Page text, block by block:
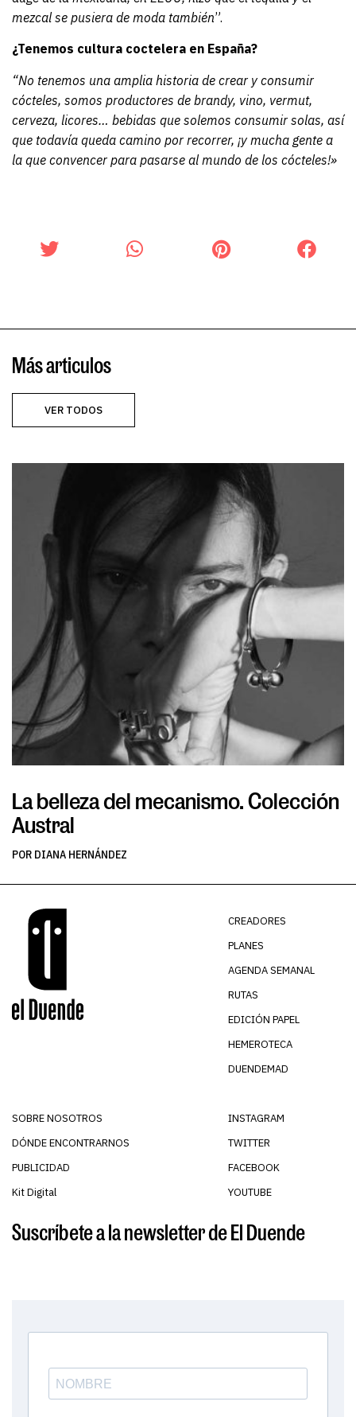
mezcal se pusiera de moda también”.
¿Tenemos cultura coctelera en España?
“No tenemos una amplia historia de crear y consumir
cócteles, somos productores de brandy, vino, vermut,
cerveza, licores… bebidas que solemos consumir solas, así
que todavía queda camino por recorrer, ¡y mucha gente a
la que convencer para pasarse al mundo de los cócteles!»
Más articulos
VER TODOS
La belleza del mecanismo. Colección
Austral
POR DIANA HERNÁNDEZ
CREADORES
PLANES
AGENDA SEMANAL
RUTAS
EDICIÓN PAPEL
HEMEROTECA
DUENDEMAD
SOBRE NOSOTROS
DÓNDE ENCONTRARNOS
PUBLICIDAD
Kit Digital
INSTAGRAM
TWITTER
FACEBOOK
YOUTUBE
Suscríbete a la newsletter de El Duende